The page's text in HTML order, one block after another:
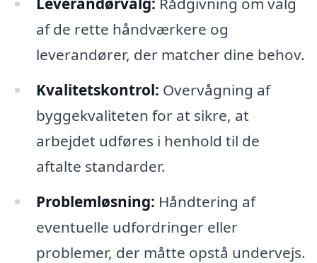
af de rette håndværkere og
leverandører, der matcher dine behov.
Kvalitetskontrol: Overvågning af
byggekvaliteten for at sikre, at
arbejdet udføres i henhold til de
aftalte standarder.
Problemløsning: Håndtering af
eventuelle udfordringer eller
problemer, der måtte opstå undervejs.